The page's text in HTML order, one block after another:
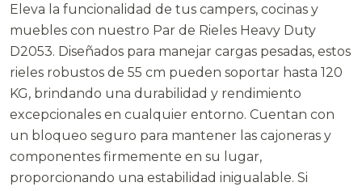
Eleva la funcionalidad de tus campers, cocinas y
muebles con nuestro Par de Rieles Heavy Duty
D2053. Diseñados para manejar cargas pesadas, estos
rieles robustos de 55 cm pueden soportar hasta 120
KG, brindando una durabilidad y rendimiento
excepcionales en cualquier entorno. Cuentan con
un bloqueo seguro para mantener las cajoneras y
componentes firmemente en su lugar,
proporcionando una estabilidad inigualable. Si